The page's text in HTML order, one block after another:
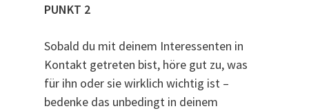
PUNKT 2
Sobald du mit deinem Interessenten in
Kontakt getreten bist, höre gut zu, was
für ihn oder sie wirklich wichtig ist –
bedenke das unbedingt in deinem